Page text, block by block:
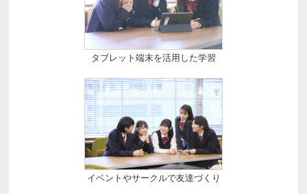
タブレット端末を活用した学習
イベントやサークルで友達づくり